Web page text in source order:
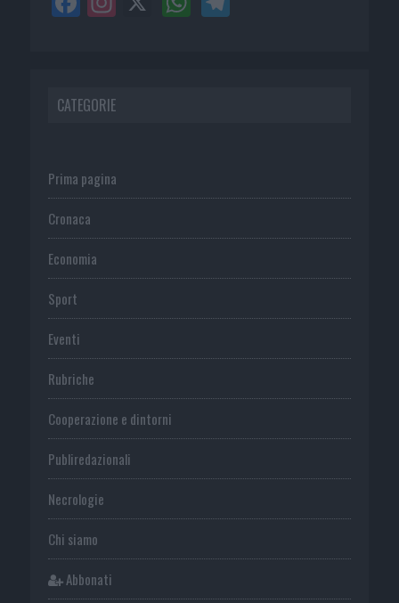
CATEGORIE
Prima pagina
Cronaca
Economia
Sport
Eventi
Rubriche
Cooperazione e dintorni
Publiredazionali
Necrologie
Chi siamo
Abbonati